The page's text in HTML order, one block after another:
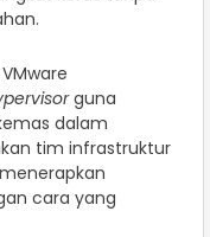
guna
dalam
tim infrastruktur
cara yang